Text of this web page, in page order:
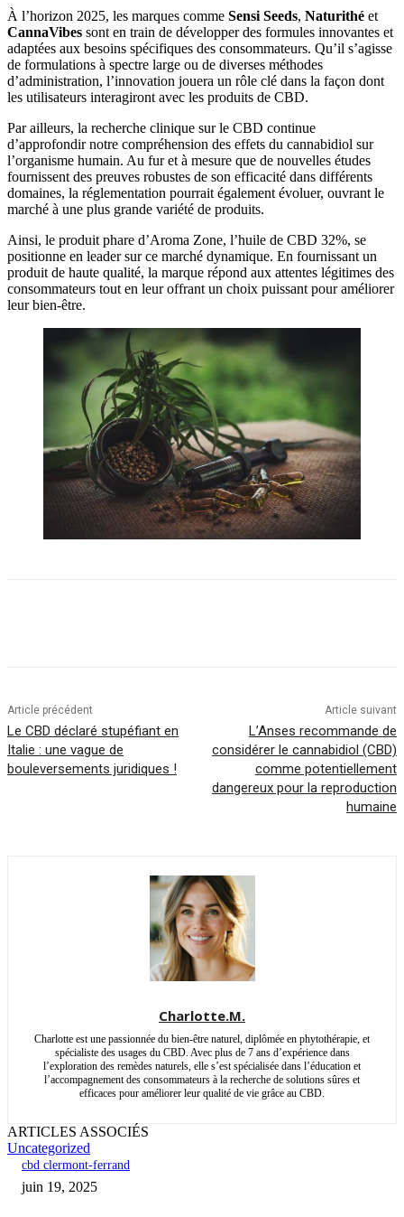
À l’horizon 2025, les marques comme Sensi Seeds, Naturithé et
CannaVibes sont en train de développer des formules innovantes et
adaptées aux besoins spécifiques des consommateurs. Qu’il s’agisse
de formulations à spectre large ou de diverses méthodes
d’administration, l’innovation jouera un rôle clé dans la façon dont
les utilisateurs interagiront avec les produits de CBD.
Par ailleurs, la recherche clinique sur le CBD continue
d’approfondir notre compréhension des effets du cannabidiol sur
l’organisme humain. Au fur et à mesure que de nouvelles études
fournissent des preuves robustes de son efficacité dans différents
domaines, la réglementation pourrait également évoluer, ouvrant le
marché à une plus grande variété de produits.
Ainsi, le produit phare d’Aroma Zone, l’huile de CBD 32%, se
positionne en leader sur ce marché dynamique. En fournissant un
produit de haute qualité, la marque répond aux attentes légitimes des
consommateurs tout en leur offrant un choix puissant pour améliorer
leur bien-être.
Article précédent
Le CBD déclaré stupéfiant en
Italie : une vague de
bouleversements juridiques !
Article suivant
L’Anses recommande de
considérer le cannabidiol (CBD)
comme potentiellement
dangereux pour la reproduction
humaine
Charlotte.M.
Charlotte est une passionnée du bien-être naturel, diplômée en phytothérapie, et
spécialiste des usages du CBD. Avec plus de 7 ans d’expérience dans
l’exploration des remèdes naturels, elle s’est spécialisée dans l’éducation et
l’accompagnement des consommateurs à la recherche de solutions sûres et
efficaces pour améliorer leur qualité de vie grâce au CBD.
ARTICLES ASSOCIÉS
Uncategorized
cbd clermont-ferrand
juin 19, 2025